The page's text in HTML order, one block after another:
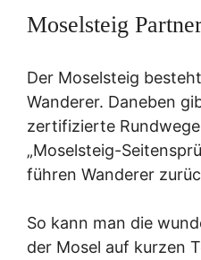
Moselsteig
Der Moselsteig
Wanderer. Daneben
zertifizierte
„Moselsteig-
führen Wanderer
So kann man die
der Mosel auf kurzen